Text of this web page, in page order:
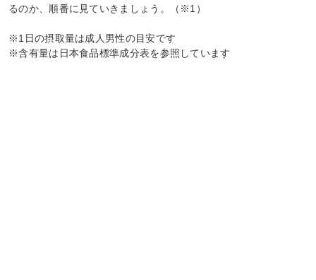
るのか、順番に見ていきましょう。（※1）
※1日の摂取量は成人男性の目安です
※含有量は日本食品標準成分表を参照しています